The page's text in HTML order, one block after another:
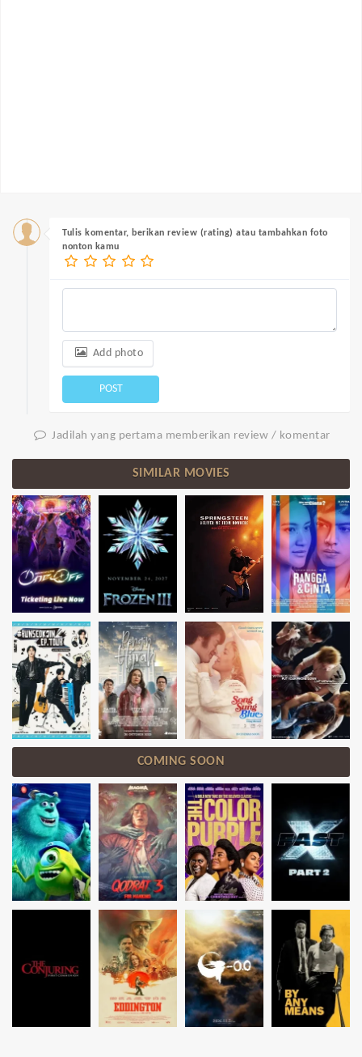
Tulis komentar, berikan review (rating) atau tambahkan foto
nonton kamu
Add photo
POST
Jadilah yang pertama memberikan review / komentar
SIMILAR MOVIES
COMING SOON